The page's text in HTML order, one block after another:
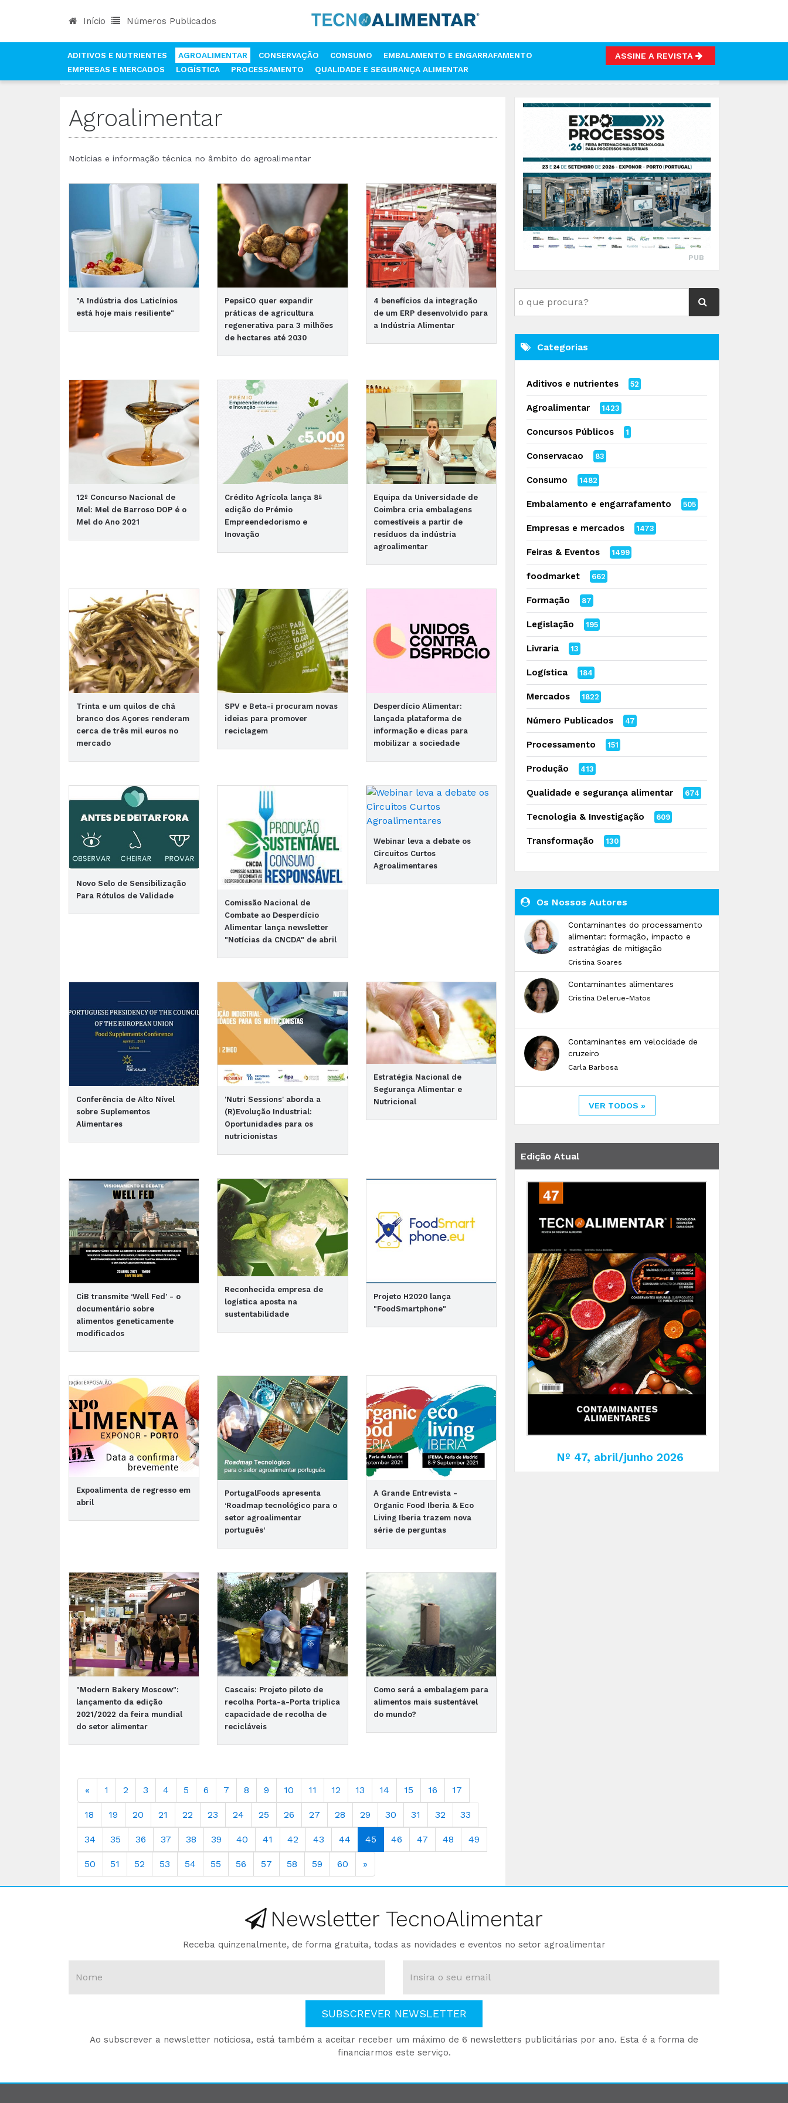
Início Números Publicados
ADITIVOS E NUTRIENTES AGROALIMENTAR CONSERVAÇÃO CONSUMO
EMBALAMENTO E ENGARRAFAMENTO
EMPRESAS E MERCADOS
LOGÍSTICA PROCESSAMENTO QUALIDADE E SEGURANÇA ALIMENTAR
ASSINE A REVISTA
Agroalimentar
Notícias e informação técnica no âmbito do agroalimentar
"A Indústria dos Laticínios
está hoje mais resiliente"
PepsiCO quer expandir
práticas de agricultura
regenerativa para 3 milhões
de hectares até 2030
4 benefícios da integração
de um ERP desenvolvido para
a Indústria Alimentar
12º Concurso Nacional de
Mel: Mel de Barroso DOP é o
Mel do Ano 2021
Crédito Agrícola lança 8ª
edição do Prémio
Empreendedorismo e
Inovação
Equipa da Universidade de
Coimbra cria embalagens
comestíveis a partir de
resíduos da indústria
agroalimentar
Trinta e um quilos de chá
branco dos Açores renderam
cerca de três mil euros no
mercado
SPV e Beta-i procuram novas
ideias para promover
reciclagem
Desperdício Alimentar:
lançada plataforma de
informação e dicas para
mobilizar a sociedade
Novo Selo de Sensibilização
Para Rótulos de Validade
Comissão Nacional de
Combate ao Desperdício
Alimentar lança newsletter
"Notícias da CNCDA" de abril
Webinar leva a debate os
Circuitos Curtos
Agroalimentares
Conferência de Alto Nível
sobre Suplementos
Alimentares
'Nutri Sessions' aborda a
(R)Evolução Industrial:
Oportunidades para os
nutricionistas
Estratégia Nacional de
Segurança Alimentar e
Nutricional
CiB transmite ‘Well Fed’ - o
documentário sobre
alimentos geneticamente
modificados
Reconhecida empresa de
logística aposta na
sustentabilidade
Projeto H2020 lança
"FoodSmartphone"
Expoalimenta de regresso em
abril
PortugalFoods apresenta
‘Roadmap tecnológico para o
setor agroalimentar
português’
A Grande Entrevista -
Organic Food Iberia & Eco
Living Iberia trazem nova
série de perguntas
"Modern Bakery Moscow":
lançamento da edição
2021/2022 da feira mundial
do setor alimentar
Cascais: Projeto piloto de
recolha Porta-a-Porta triplica
capacidade de recolha de
recicláveis
Como será a embalagem para
alimentos mais sustentável
do mundo?
« 1 2 3 4 5 6 7 8 9 10 11 12 13 14 15 16 17
18 19 20 21 22 23 24 25 26 27 28 29 30 31 32 33
34 35 36 37 38 39 40 41 42 43 44 45 46 47 48 49
50 51 52 53 54 55 56 57 58 59 60 »
PUB
Categorias
Aditivos e nutrientes 52
Agroalimentar 1423
Concursos Públicos 1
Conservacao 83
Consumo 1482
Embalamento e engarrafamento 505
Empresas e mercados 1473
Feiras & Eventos 1499
foodmarket 662
Formação 87
Legislação 195
Livraria 13
Logística 184
Mercados 1822
Número Publicados 47
Processamento 151
Produção 413
Qualidade e segurança alimentar 674
Tecnologia & Investigação 609
Transformação 130
Os Nossos Autores
Contaminantes do processamento
alimentar: formação, impacto e
estratégias de mitigação
Cristina Soares
Contaminantes alimentares
Cristina Delerue-Matos
Contaminantes em velocidade de
cruzeiro
Carla Barbosa
VER TODOS »
Edição Atual
Nº 47, abril/junho 2026
Newsletter TecnoAlimentar
Receba quinzenalmente, de forma gratuita, todas as novidades e eventos no setor agroalimentar
SUBSCREVER NEWSLETTER
Ao subscrever a newsletter noticiosa, está também a aceitar receber um máximo de 6 newsletters publicitárias por ano. Esta é a forma de
financiarmos este serviço.